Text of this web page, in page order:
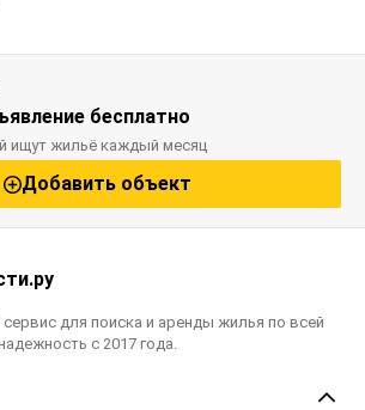
бесплатно
ищут жильё каждый месяц
Добавить объект
для поиска и аренды жилья по всей
с 2017 года.